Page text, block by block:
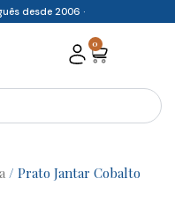
desde 2006 ·
0
Cart
/ Prato Jantar Cobalto